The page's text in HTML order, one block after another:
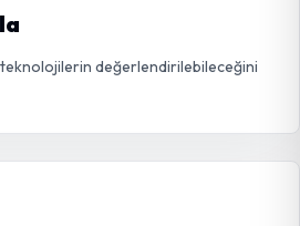
değerlendirilebileceğini